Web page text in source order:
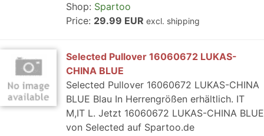
Shop: Spartoo
Price: 29.99 EUR excl. shipping
Selected Pullover 16060672 LUKAS-
CHINA BLUE
Selected Pullover 16060672 LUKAS-CHINA
BLUE Blau In Herrengrößen erhältlich. IT
M,IT L. Jetzt 16060672 LUKAS-CHINA BLUE
von Selected auf Spartoo.de